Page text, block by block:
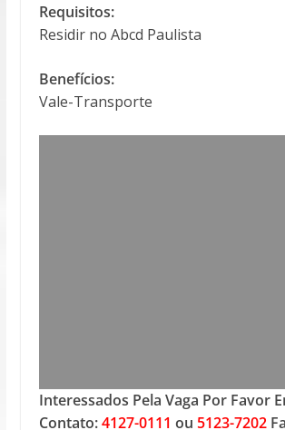
Requisitos:
Residir no Abcd Paulista
Benefícios:
Vale-Transporte
Interessados Pela Vaga Por Favor
Contato:4127-0111 ou 5123-7202